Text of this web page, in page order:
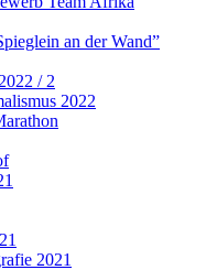
an der Wand”
/ 2
2022
2021